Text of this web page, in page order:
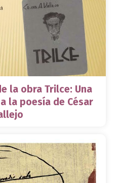
la obra Trilce: Una
la poesía de César